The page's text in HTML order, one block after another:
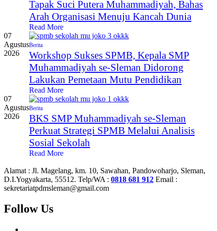
Tapak Suci Putera Muhammadiyah, Bahas
Arah Organisasi Menuju Kancah Dunia
Read More
07
Agustus
2026
Berita
Workshop Sukses SPMB, Kepala SMP
Muhammadiyah se-Sleman Didorong
Lakukan Pemetaan Mutu Pendidikan
Read More
07
Agustus
2026
Berita
BKS SMP Muhammadiyah se-Sleman
Perkuat Strategi SPMB Melalui Analisis
Sosial Sekolah
Read More
Alamat : Jl. Magelang, km. 10, Sawahan, Pandowoharjo, Sleman,
D.I.Yogyakarta, 55512. Telp/WA : 0818 681 912 Email :
sekretariatpdmsleman@gmail.com
Follow Us